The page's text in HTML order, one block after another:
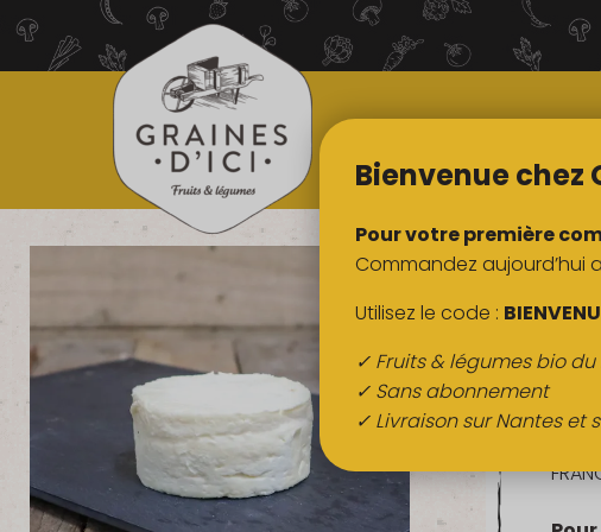
TOUS NOS
Bienvenue chez
Pour votre première
Commandez aujourd’hui
Utilisez le code :
✓ Fruits & légumes bio
✓ Sans abonnement
✓ Livraison sur Nantes et